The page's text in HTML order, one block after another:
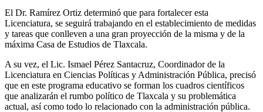
El Dr. Ramírez Ortiz determinó que para fortalecer esta
Licenciatura, se seguirá trabajando en el establecimiento de medidas
y tareas que conlleven a una gran proyección de la misma y de la
máxima Casa de Estudios de Tlaxcala.
A su vez, el Lic. Ismael Pérez Santacruz, Coordinador de la
Licenciatura en Ciencias Políticas y Administración Pública, precisó
que en este programa educativo se forman los cuadros científicos
que analizarán el rumbo político de Tlaxcala y su problemática
actual, así como todo lo relacionado con la administración pública.